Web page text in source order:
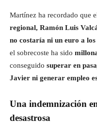
Martínez ha recordado que
regional, Ramón Luis
no costaría ni un euro a
el sobrecoste ha sido
conseguido superar en
Javier ni generar empleo
Una indemnización
desastrosa